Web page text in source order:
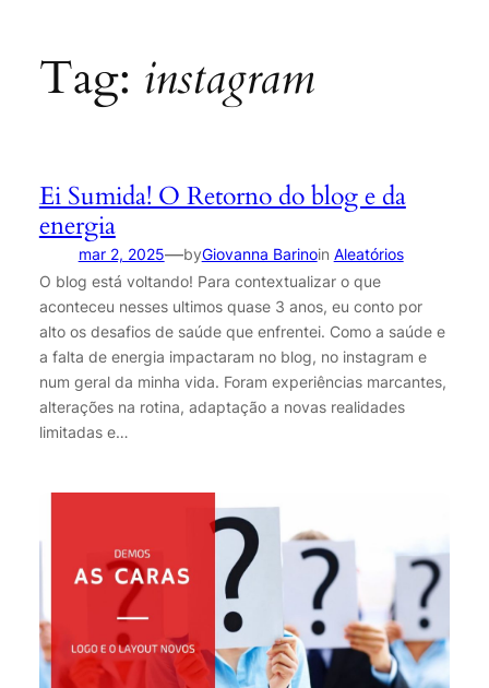
Tag: instagram
Ei Sumida! O Retorno do blog e da
energia
mar 2, 2025—byGiovanna Barinoin Aleatórios
O blog está voltando! Para contextualizar o que
aconteceu nesses ultimos quase 3 anos, eu conto por
alto os desafios de saúde que enfrentei. Como a saúde e
a falta de energia impactaram no blog, no instagram e
num geral da minha vida. Foram experiências marcantes,
alterações na rotina, adaptação a novas realidades
limitadas e…